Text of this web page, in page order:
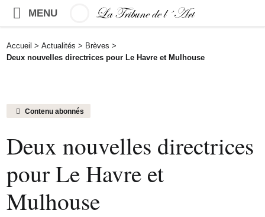
MENU
Accueil > Actualités > Brèves >
Deux nouvelles directrices pour Le Havre et Mulhouse
Contenu abonnés
Deux nouvelles directrices
pour Le Havre et
Mulhouse